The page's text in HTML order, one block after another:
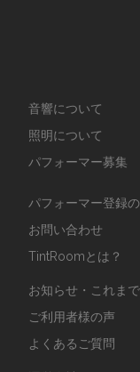
音響について
照明について
パフォーマー募集
パフォーマー登録
お問い合わせ
TintRoomとは？
お知らせ・これま
ご利用者様の声
よくあるご質問